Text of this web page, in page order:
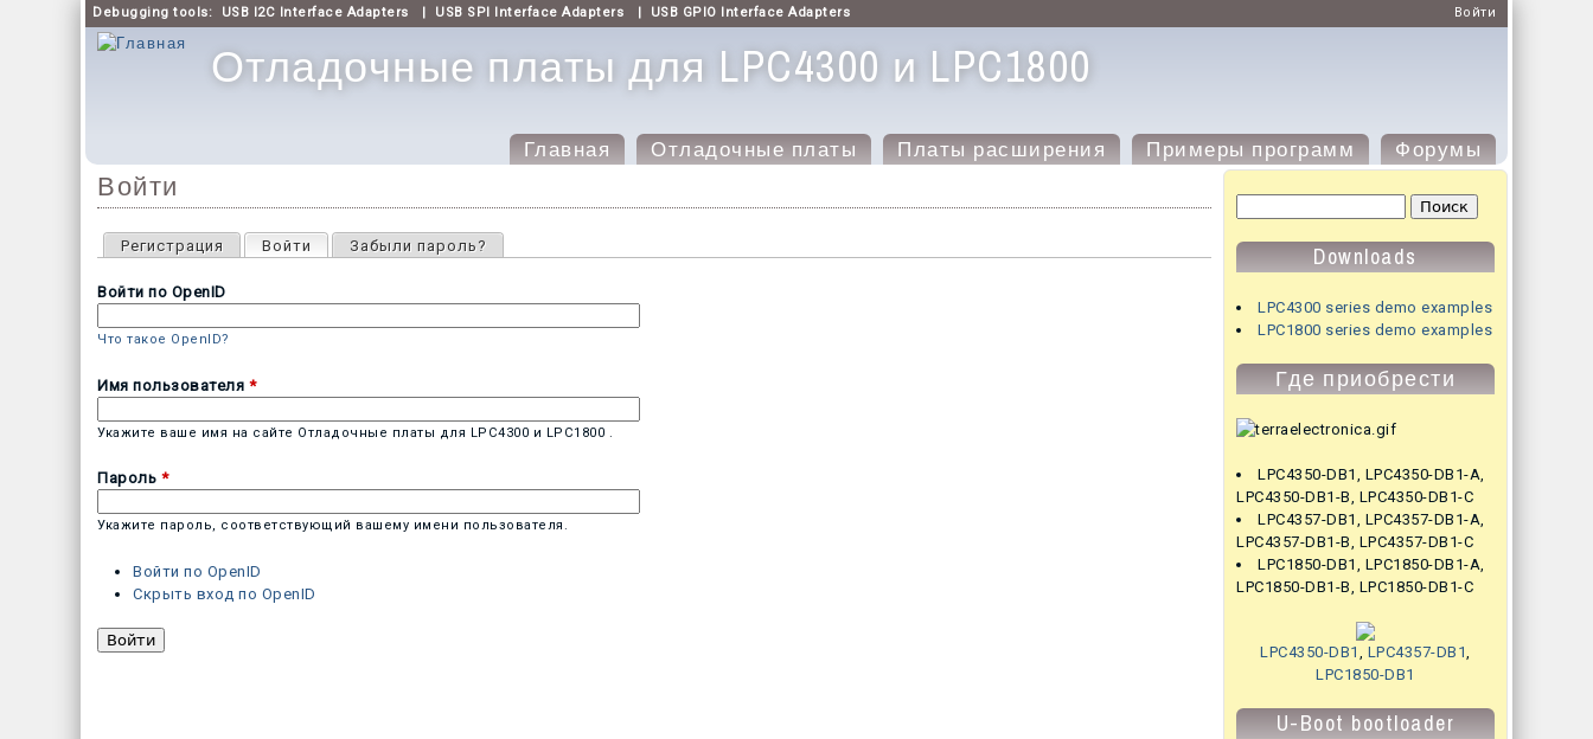
Debugging tools: USB I2C Interface Adapters | USB SPI Interface Adapters | USB GPIO Interface Adapters Войти
Отладочные платы для LPC4300 и LPC1800
Главное меню Главная Отладочные платы Платы расширения Примеры программ Форумы
Войти
Главные вкладки
Регистрация Войти (активная вкладка)
Забыли пароль?
Войти по OpenID
Что такое OpenID?
Имя пользователя *
Укажите ваше имя на сайте Отладочные платы для LPC4300 и LPC1800 .
Пароль *
Укажите пароль, соответствующий вашему имени пользователя.
Войти по OpenID
Скрыть вход по OpenID
Downloads
LPC4300 series demo examples
LPC1800 series demo examples
Где приобрести
LPC4350-DB1 , LPC4350-DB1-A,
LPC4350-DB1-B, LPC4350-DB1-C
LPC4357-DB1 , LPC4357-DB1-A,
LPC4357-DB1-B, LPC4357-DB1-C
LPC1850-DB1 , LPC1850-DB1-A,
LPC1850-DB1-B, LPC1850-DB1-C
LPC4350-DB1 LPC4357-DB1
LPC1850-DB1
U-Boot bootloader